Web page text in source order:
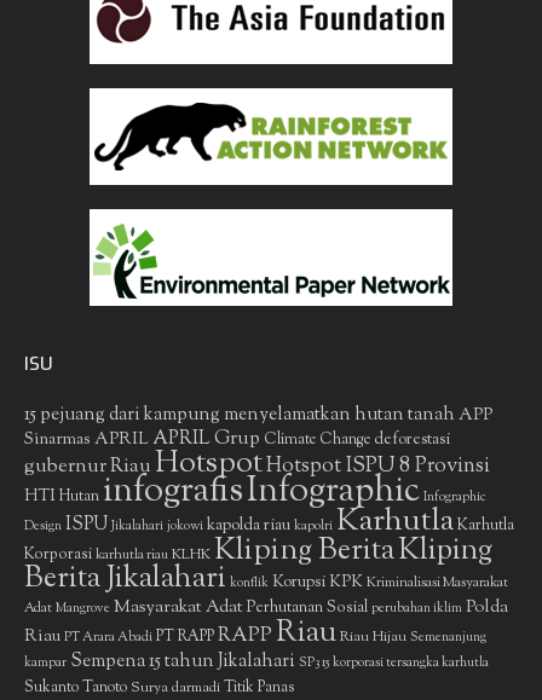
ISU
15 pejuang dari kampung menyelamatkan hutan tanah APP
Sinarmas APRIL APRIL Grup Climate Change deforestasi
gubernur RiauHotspotHotspot ISPU 8 Provinsi
HTIHutan infografisInfographic Infographic
Design ISPU Jikalahari jokowi kapolda riau kapolri KarhutlaKarhutla
Korporasikarhutla riauKLHKKliping BeritaKliping
Berita Jikalahari konflik Korupsi KPKKriminalisasi Masyarakat
Adat Mangrove Masyarakat AdatPerhutanan Sosial perubahan iklim Polda
Riau PT Arara Abadi PT RAPPRAPPRiauRiau Hijau Semenanjung
kampar Sempena 15 tahun Jikalahari SP3 15 korporasi tersangka karhutla
Sukanto Tanoto Surya darmadiTitik Panas